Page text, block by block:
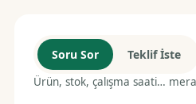
Soru Sor Teklif İste
Ürün, stok, çalışma saati…